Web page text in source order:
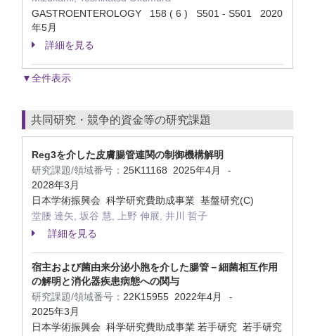
GASTROENTEROLOGY 158 ( 6 ) S501 - S501 2020
年5月
詳細を見る
▼全件表示
共同研究・競争的資金等の研究課題
Reg3を介した皮膚腸管連関の制御機構解明
研究課題/領域番号： 25K11168 2025年4月 -
2028年3月
日本学術振興会 科学研究費助成事業 基盤研究(C)
堂腰 達矢, 坂谷 慧, 上野 伸展, 井川 哲子
詳細を見る
宿主および菌由来分泌小胞を介した腸管－細菌相互作用
の解明と消化器疾患病態への関与
研究課題/領域番号： 22K15955 2022年4月 -
2025年3月
日本学術振興会 科学研究費助成事業 若手研究 若手研究